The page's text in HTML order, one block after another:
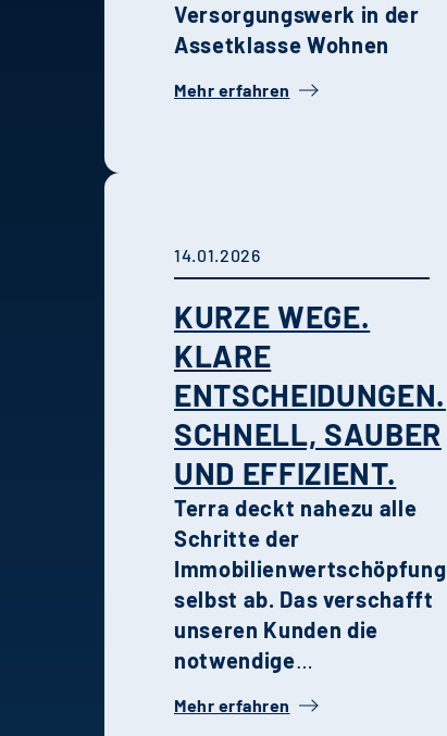
Versorgungswerk in der
Assetklasse Wohnen
Mehr erfahren
14.01.2026
KURZE WEGE.
KLARE
ENTSCHEIDUNGEN.
SCHNELL, SAUBER
UND EFFIZIENT.
Terra deckt nahezu alle
Schritte der
Immobilienwertschöpfung
selbst ab. Das verschafft
unseren Kunden die
notwendige
Transparenz und Qualität
Mehr erfahren